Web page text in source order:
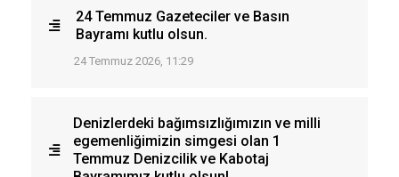
24 Temmuz Gazeteciler ve Basın
Bayramı kutlu olsun.
24 Temmuz 2026, 11:29
Denizlerdeki bağımsızlığımızın ve milli
egemenliğimizin simgesi olan 1
Temmuz Denizcilik ve Kabotaj